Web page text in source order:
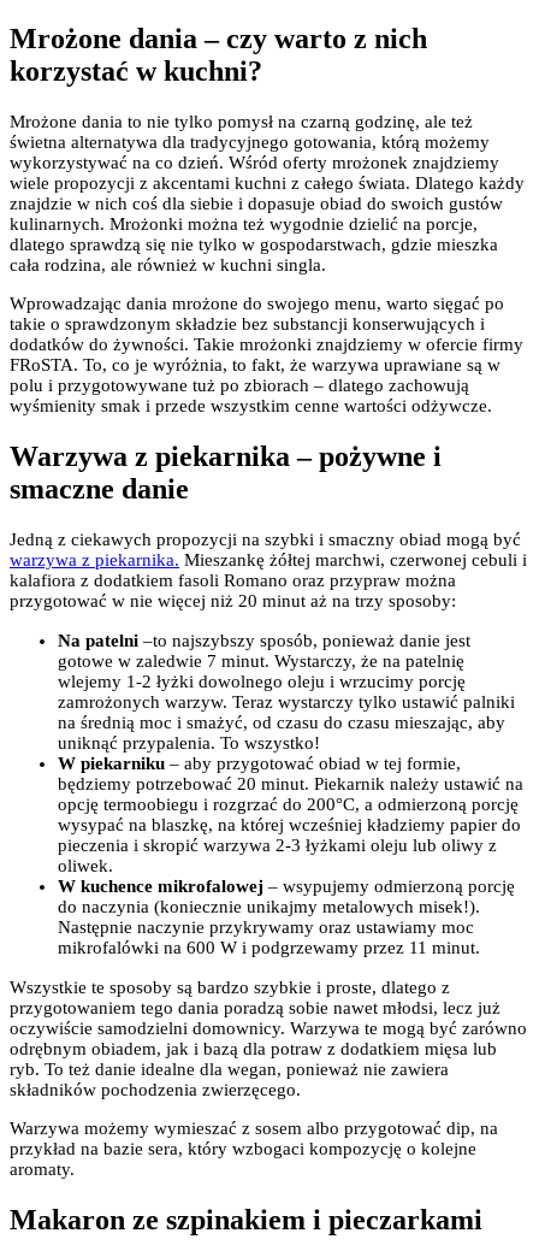
Mrożone dania – czy warto z nich
korzystać w kuchni?
Mrożone dania to nie tylko pomysł na czarną godzinę, ale też
świetna alternatywa dla tradycyjnego gotowania, którą możemy
wykorzystywać na co dzień. Wśród oferty mrożonek znajdziemy
wiele propozycji z akcentami kuchni z całego świata. Dlatego każdy
znajdzie w nich coś dla siebie i dopasuje obiad do swoich gustów
kulinarnych. Mrożonki można też wygodnie dzielić na porcje,
dlatego sprawdzą się nie tylko w gospodarstwach, gdzie mieszka
cała rodzina, ale również w kuchni singla.
Wprowadzając dania mrożone do swojego menu, warto sięgać po
takie o sprawdzonym składzie bez substancji konserwujących i
dodatków do żywności. Takie mrożonki znajdziemy w ofercie firmy
FRoSTA. To, co je wyróżnia, to fakt, że warzywa uprawiane są w
polu i przygotowywane tuż po zbiorach – dlatego zachowują
wyśmienity smak i przede wszystkim cenne wartości odżywcze.
Warzywa z piekarnika – pożywne i
smaczne danie
Jedną z ciekawych propozycji na szybki i smaczny obiad mogą być
warzywa z piekarnika. Mieszankę żółtej marchwi, czerwonej cebuli i
kalafiora z dodatkiem fasoli Romano oraz przypraw można
przygotować w nie więcej niż 20 minut aż na trzy sposoby:
Na patelni –to najszybszy sposób, ponieważ danie jest
gotowe w zaledwie 7 minut. Wystarczy, że na patelnię
wlejemy 1-2 łyżki dowolnego oleju i wrzucimy porcję
zamrożonych warzyw. Teraz wystarczy tylko ustawić palniki
na średnią moc i smażyć, od czasu do czasu mieszając, aby
uniknąć przypalenia. To wszystko!
W piekarniku – aby przygotować obiad w tej formie,
będziemy potrzebować 20 minut. Piekarnik należy ustawić na
opcję termoobiegu i rozgrzać do 200°C, a odmierzoną porcję
wysypać na blaszkę, na której wcześniej kładziemy papier do
pieczenia i skropić warzywa 2-3 łyżkami oleju lub oliwy z
oliwek.
W kuchence mikrofalowej – wsypujemy odmierzoną porcję
do naczynia (koniecznie unikajmy metalowych misek!).
Następnie naczynie przykrywamy oraz ustawiamy moc
mikrofalówki na 600 W i podgrzewamy przez 11 minut.
Wszystkie te sposoby są bardzo szybkie i proste, dlatego z
przygotowaniem tego dania poradzą sobie nawet młodsi, lecz już
oczywiście samodzielni domownicy. Warzywa te mogą być zarówno
odrębnym obiadem, jak i bazą dla potraw z dodatkiem mięsa lub
ryb. To też danie idealne dla wegan, ponieważ nie zawiera
składników pochodzenia zwierzęcego.
Warzywa możemy wymieszać z sosem albo przygotować dip, na
przykład na bazie sera, który wzbogaci kompozycję o kolejne
aromaty.
Makaron ze szpinakiem i pieczarkami